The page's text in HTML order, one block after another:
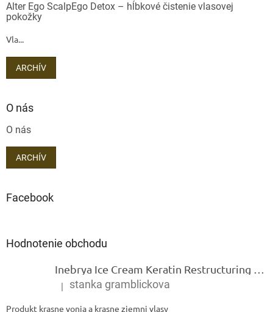
Alter Ego ScalpEgo Detox – hĺbkové čistenie vlasovej
pokožky
Vla...
ARCHÍV
O nás
O nás
ARCHÍV
Facebook
Hodnotenie obchodu
Inebrya Ice Cream Keratin Restructuring Mask – reštrukturalizačná maska s keratínom 1000 ml
Hodnotenie produktu je 5 z 5 hviezdičiek.
| stanka gramblickova
Produkt krasne vonia a krasne zjemni vlasy